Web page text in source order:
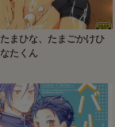
たまひな、たまごかけひ
なたくん